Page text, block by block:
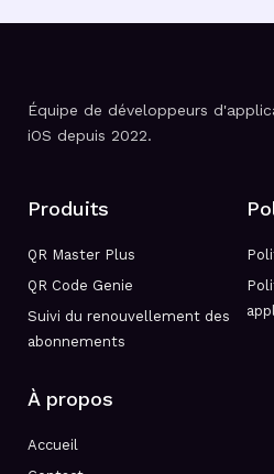
Équipe de développeurs
iOS depuis 2022.
Produits
QR Master Plus
QR Code Genie
Suivi du renouvellement des
abonnements
À propos
Accueil